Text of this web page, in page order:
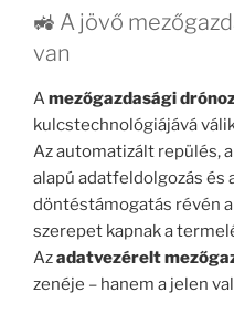
🚜 A jövő
van
Amezőgazdasági
kulcstechnológiájává
Az automatizált repülés,
alapú adatfeldolgozás és
döntéstámogatás révén
szerepet kapnak a
Azadatvezérelt
zenéje – hanem a jelen